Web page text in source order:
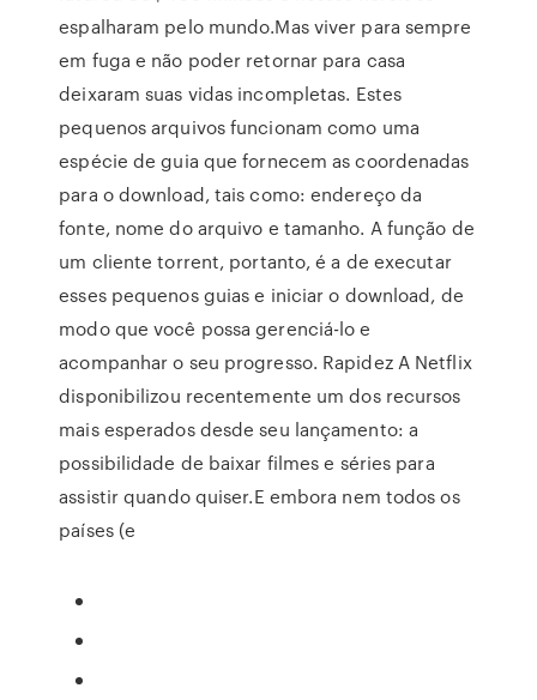
espalharam pelo mundo.Mas viver para sempre
em fuga e não poder retornar para casa
deixaram suas vidas incompletas. Estes
pequenos arquivos funcionam como uma
espécie de guia que fornecem as coordenadas
para o download, tais como: endereço da
fonte, nome do arquivo e tamanho. A função de
um cliente torrent, portanto, é a de executar
esses pequenos guias e iniciar o download, de
modo que você possa gerenciá-lo e
acompanhar o seu progresso. Rapidez A Netflix
disponibilizou recentemente um dos recursos
mais esperados desde seu lançamento: a
possibilidade de baixar filmes e séries para
assistir quando quiser.E embora nem todos os
países (e